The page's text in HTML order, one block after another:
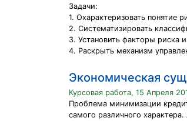
Задачи:
1. Охарактеризовать понятие
2. Систематизировать
3. Установить факторы риска
4. Раскрыть механизм
Экономическая
Курсовая работа, 15 Апреля
Проблема минимизации
самого различного